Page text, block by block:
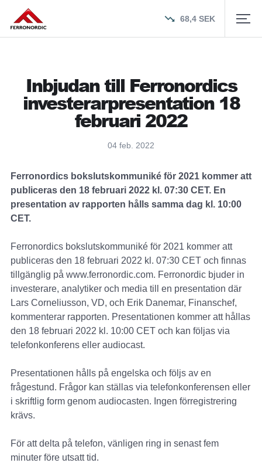
Inbjudan till Ferronordics
investerarpresentation 18
februari 2022
04 feb. 2022
Ferronordics bokslutskommuniké för 2021 kommer att
publiceras den 18 februari 2022 kl. 07:30 CET. En
presentation av rapporten hålls samma dag kl. 10:00
CET.
Ferronordics bokslutskommuniké för 2021 kommer att
publiceras den 18 februari 2022 kl. 07:30 CET och finnas
tillgänglig på www.ferronordic.com. Ferronordic bjuder in
investerare, analytiker och media till en presentation där
Lars Corneliusson, VD, och Erik Danemar, Finanschef,
kommenterar rapporten. Presentationen kommer att hållas
den 18 februari 2022 kl. 10:00 CET och kan följas via
telefonkonferens eller audiocast.
Presentationen hålls på engelska och följs av en
frågestund. Frågor kan ställas via telefonkonferensen eller
i skriftlig form genom audiocasten. Ingen förregistrering
krävs.
För att delta på telefon, vänligen ring in senast fem
minuter före utsatt tid.
68,4 SEK